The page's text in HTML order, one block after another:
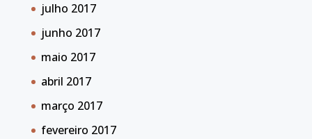
julho 2017
junho 2017
maio 2017
abril 2017
março 2017
fevereiro 2017